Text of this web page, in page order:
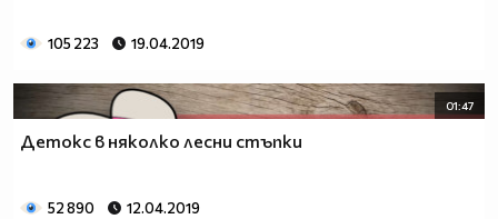
105 223 19.04.2019
01:47
Детокс в няколко лесни стъпки
52 890 12.04.2019